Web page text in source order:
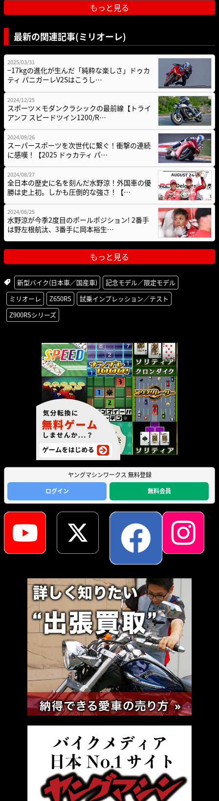
もっと見る
最新の関連記事(ミリオーレ)
2025/03/31
−17kgの進化が生んだ「純粋な楽しさ」ドゥカ
ティ パニガーレV2Sはこうし…
2024/12/25
スポーツ×モダンクラシックの最前線【トライ
アンフ スピードツイン1200/R…
2024/09/26
スーパースポーツを次世代に繋ぐ！衝撃の連続
に感嘆！【2025 ドゥカティ パ…
2024/08/27
全日本の歴史に名を刻んだ水野涼！外国車の優
勝は史上初。しかも圧倒的な強さ！【…
2024/08/25
水野涼が今季2度目のポールポジション! 2番手
は野左根航汰、3番手に岡本裕生…
もっと見る
新型バイク(日本車／国産車)
記念モデル／限定モデル
ミリオーレ
Z650RS
試乗インプレッション／テスト
Z900RSシリーズ
ヤングマシンワークス 無料登録
ログイン
無料会員